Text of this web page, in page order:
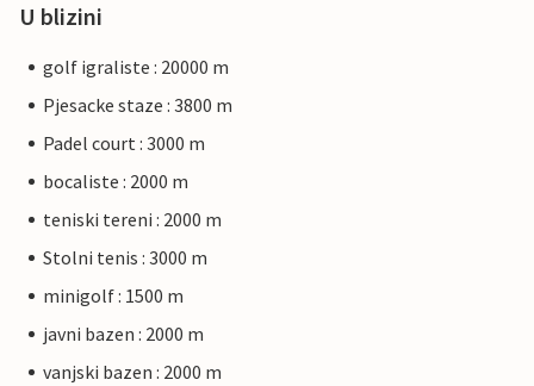
U blizini
golf igraliste : 20000 m
Pjesacke staze : 3800 m
Padel court : 3000 m
bocaliste : 2000 m
teniski tereni : 2000 m
Stolni tenis : 3000 m
minigolf : 1500 m
javni bazen : 2000 m
vanjski bazen : 2000 m